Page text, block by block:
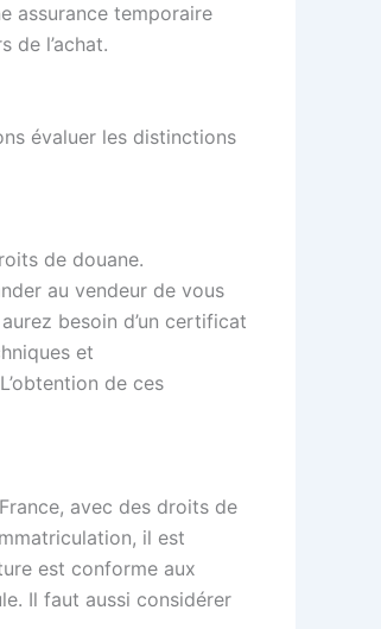
assurance temporaire
de l’achat.
évaluer les distinctions
de douane.
au vendeur de vous
besoin d’un certificat
et
de ces
avec des droits de
il est
est conforme aux
Il faut aussi considérer